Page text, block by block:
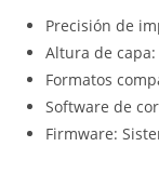
Precisión de
Altura de capa:
Formatos
Software de
Firmware: